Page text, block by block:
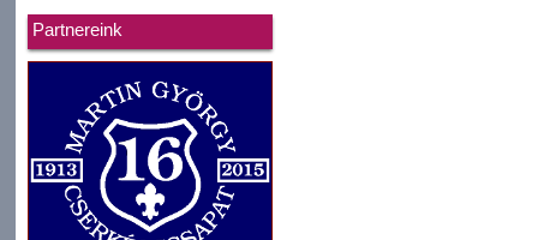
Partnereink